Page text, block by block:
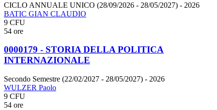
CICLO ANNUALE UNICO (28/09/2026 - 28/05/2027) - 2026
BATIC GIAN CLAUDIO
9 CFU
54 ore
0000179 - STORIA DELLA POLITICA
INTERNAZIONALE
Secondo Semestre (22/02/2027 - 28/05/2027) - 2026
WULZER Paolo
9 CFU
54 ore